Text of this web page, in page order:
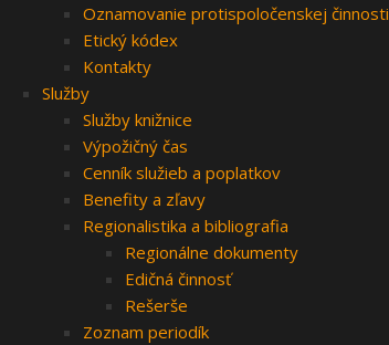
Oznamovanie protispoločenskej činnosti
Etický kódex
Kontakty
Služby
Služby knižnice
Výpožičný čas
Cenník služieb a poplatkov
Benefity a zľavy
Regionalistika a bibliografia
Regionálne dokumenty
Edičná činnosť
Rešerše
Zoznam periodík